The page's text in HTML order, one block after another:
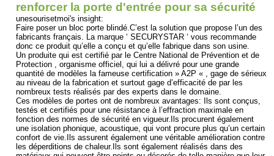
renforcer la porte d'entrée pour sa sécurité
unesourisetmoi's insight:
Faire poser un bloc porte blindé.C’est la solution que propose l’un des
fabricants français. La marque ‘ SECURYSTAR ‘ vous recommande
donc ce produit qu’elle a conçu et qu’elle fabrique dans son usine.
Un produite qui est certifié par le Centre National de Prévention et de
Protection , organisme officiel, qui lui a délivré pour une grande
quantité de modèles la fameuse certification » A2P « , gage de sérieux
au niveau de la fabrication et surtout gage d’efficacité de par les
nombreux tests réalisés par des experts dans le domaine.
Ces modèles de portes ont de nombreux avantages: Ils sont conçus,
testés et certifiés pour une résistance à l’effraction maximale en
fonction des normes de sécurité en vigueur.Ils procurent également
une isolation phonique, acoustique, qui vont procure plus qu’un certain
confort de vie.Ils assurent également une véritable amélioration contre
les déperditions de chaleur.Ils sont également réalisés dans des